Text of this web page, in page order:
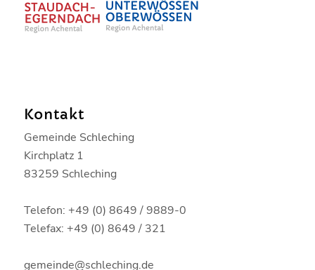
Kontakt
Gemeinde Schleching
Kirchplatz 1
83259 Schleching
Telefon: +49 (0) 8649 / 9889-0
Telefax: +49 (0) 8649 / 321
gemeinde@schleching.de